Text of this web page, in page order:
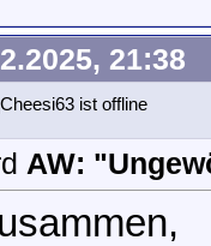
21:38
AW: